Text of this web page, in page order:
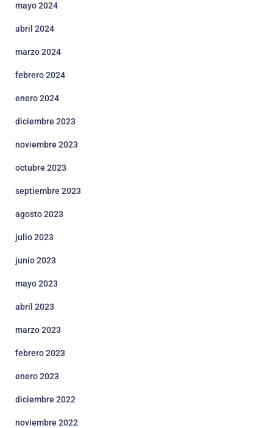
mayo 2024
abril 2024
marzo 2024
febrero 2024
enero 2024
diciembre 2023
noviembre 2023
octubre 2023
septiembre 2023
agosto 2023
julio 2023
junio 2023
mayo 2023
abril 2023
marzo 2023
febrero 2023
enero 2023
diciembre 2022
noviembre 2022